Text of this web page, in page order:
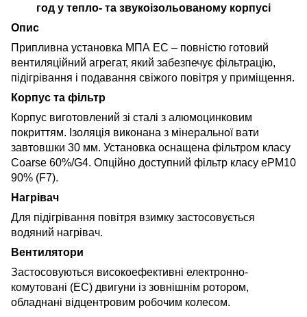
год у тепло- та звукоізольованому корпусі
Опис
Припливна установка МПА ЕС – повністю готовий
вентиляційний агрегат, який забезпечує фільтрацію,
підігрівання і подавання свіжого повітря у приміщення.
Корпус та фільтр
Корпус виготовлений зі сталі з алюмоцинковим
покриттям. Ізоляція виконана з мінеральної вати
завтовшки 30 мм. Установка оснащена фільтром класу
Coarse 60%/G4. Опційно доступний фільтр класу ePM10
90% (F7).
Нагрівач
Для підігрівання повітря взимку застосовується
водяний нагрівач.
Вентилятори
Застосовуються високоефективні електронно-
комутовані (ЕС) двигуни із зовнішнім ротором,
обладнані відцентровим робочим колесом.